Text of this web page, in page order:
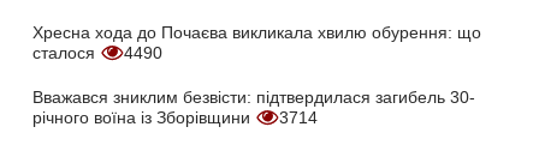
Хресна хода до Почаєва викликала хвилю обурення: що
сталося
4490
Вважався зниклим безвісти: підтвердилася загибель 30-
річного воїна із Зборівщини
3714